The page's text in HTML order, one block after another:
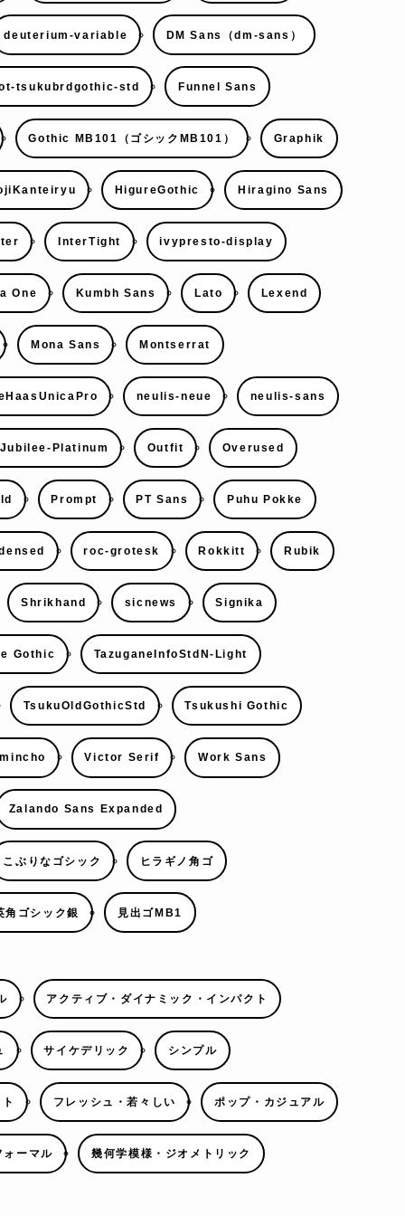
deuterium-variable DM Sans（dm-sans）
tsukubrdgothic-std Funnel Sans
Gothic MB101（ゴシックMB101） Graphik
HigureGothic Hiragino Sans
InterTight ivypresto-display
One Kumbh Sans Lato Lexend
Mona Sans Montserrat
neulis-neue neulis-sans
Platinum Outfit Overused
Prompt PT Sans Puhu Pokke
roc-grotesk Rokkitt Rubik
Shrikhand sicnews Signika
Gothic TazuganeInfoStdN-Light
TsukuOldGothicStd Tsukushi Gothic
Victor Serif Work Sans
Zalando Sans Expanded
こぶりなゴシック ヒラギノ角ゴ
角ゴシック銀 見出ゴMB1
アクティブ・ダイナミック・インパクト
サイケデリック シンプル
フレッシュ・若々しい ポップ・カジュアル
ォーマル 幾何学模様・ジオメトリック